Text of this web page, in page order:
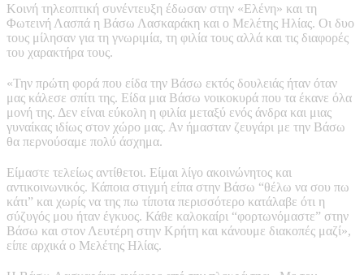
Κοινή τηλεοπτική συνέντευξη έδωσαν στην «Ελένη» και τη
Φωτεινή Λασπά η Βάσω Λασκαράκη και ο Μελέτης Ηλίας. Οι δυο
τους μίλησαν για τη γνωριμία, τη φιλία τους αλλά και τις διαφορές
του χαρακτήρα τους.
«Την πρώτη φορά που είδα την Βάσω εκτός δουλειάς ήταν όταν
μας κάλεσε σπίτι της. Είδα μια Βάσω νοικοκυρά που τα έκανε όλα
μονή της. Δεν είναι εύκολη η φιλία μεταξύ ενός άνδρα και μιας
γυναίκας ιδίως στον χώρο μας. Αν ήμασταν ζευγάρι με την Βάσω
θα περνούσαμε πολύ άσχημα.
Είμαστε τελείως αντίθετοι. Είμαι λίγο ακοινώνητος και
αντικοινωνικός. Κάποια στιγμή είπα στην Βάσω “θέλω να σου πω
κάτι” και χωρίς να της πω τίποτα περισσότερο κατάλαβε ότι η
σύζυγός μου ήταν έγκυος. Κάθε καλοκαίρι “φορτωνόμαστε” στην
Βάσω και στον Λευτέρη στην Κρήτη και κάνουμε διακοπές μαζί»,
είπε αρχικά ο Μελέτης Ηλίας.